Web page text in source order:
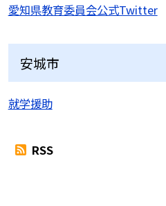
愛知県教育委員会公式Twitter
安城市
就学援助
RSS